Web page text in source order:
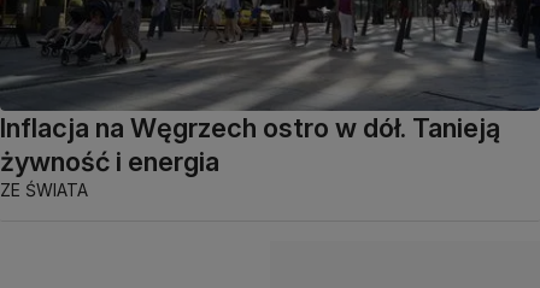
Inflacja na Węgrzech ostro w dół. Tanieją
żywność i energia
ZE ŚWIATA